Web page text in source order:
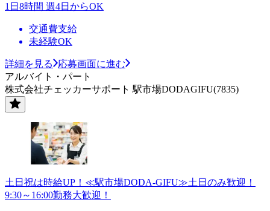
1日8時間 週4日からOK
交通費支給
未経験OK
詳細を見る
応募画面に進む
アルバイト・パート
株式会社チェッカーサポート 駅市場DODAGIFU(7835)
土日祝は時給UP！≪駅市場DODA-GIFU≫土日のみ歓迎！
9:30～16:00勤務大歓迎！